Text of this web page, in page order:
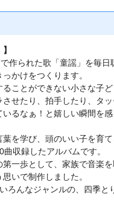
で作られた歌「童謡」を毎
かけをつくります。
ることができない小さな子
せたり、拍手したり、タッ
るなぁ！と嬉しい瞬間を
葉を学び、頭のいい子を育
収録したアルバムです。
第一歩として、家族で音楽
いで制作しました。
ろんなジャンルの、四季と